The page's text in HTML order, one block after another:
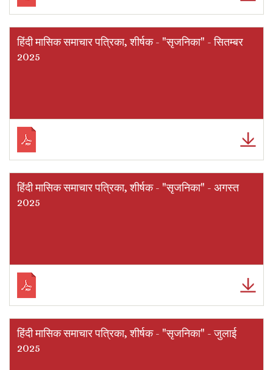
हिंदी मासिक समाचार पत्रिका, शीर्षक - "सृजनिका" - सितम्बर
2025
हिंदी मासिक समाचार पत्रिका, शीर्षक - "सृजनिका" - अगस्त
2025
हिंदी मासिक समाचार पत्रिका, शीर्षक - "सृजनिका" - जुलाई
2025